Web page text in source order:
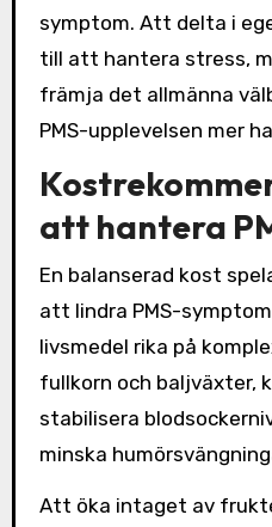
symptom. Att delta i
till att hantera stress,
främja det allmänna
PMS-upplevelsen mer
att hantera
En balanserad kost
att lindra PMS-
livsmedel rika på
fullkorn och baljväxter,
stabilisera
minska
Att öka intaget av